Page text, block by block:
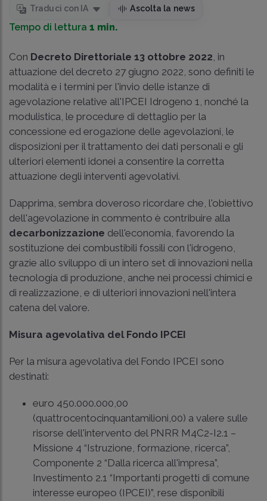
Traduci con IA Ascolta la news
Tempo di lettura 1 min.
Con Decreto Direttoriale 13 ottobre 2022, in
attuazione del decreto 27 giugno 2022, sono definiti le
modalità e i termini per l'invio delle istanze di
agevolazione relative all'IPCEI Idrogeno 1, nonché la
modulistica, le procedure di dettaglio per la
concessione ed erogazione delle agevolazioni, le
disposizioni per il trattamento dei dati personali e gli
ulteriori elementi idonei a consentire la corretta
attuazione degli interventi agevolativi.
Dapprima, sembra doveroso ricordare che, l'obiettivo
dell'agevolazione in commento è contribuire alla
decarbonizzazione dell'economia, favorendo la
sostituzione dei combustibili fossili con l'idrogeno,
grazie allo sviluppo di un intero set di innovazioni nella
tecnologia di produzione, anche nei processi chimici e
di realizzazione, e di ulteriori innovazioni nell'intera
catena del valore.
Misura agevolativa del Fondo IPCEI
Per la misura agevolativa del Fondo IPCEI sono
destinati:
euro 450.000.000,00
(quattrocentocinquantamilioni,00) a valere sulle
risorse dell'intervento del PNRR M4C2-I2.1 –
Missione 4 “Istruzione, formazione, ricerca”,
Componente 2 “Dalla ricerca all'impresa”,
Investimento 2.1 “Importanti progetti di comune
interesse europeo (IPCEI)”, rese disponibili